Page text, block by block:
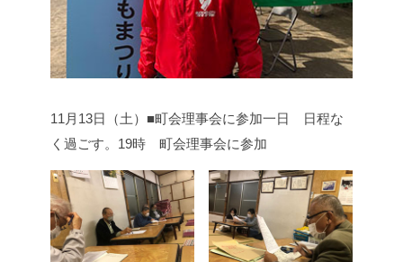
11月13日（土）■町会理事会に参加一日 日程な
く過ごす。 19時 町会理事会に参加